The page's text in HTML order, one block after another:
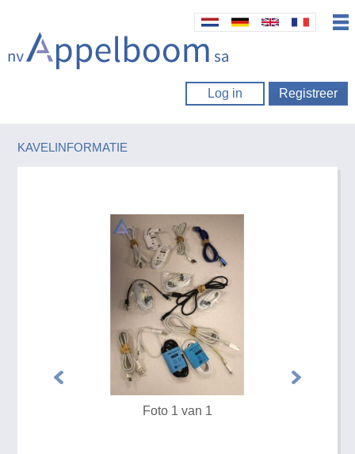
Log in Registreer
KAVELINFORMATIE
Foto 1 van 1